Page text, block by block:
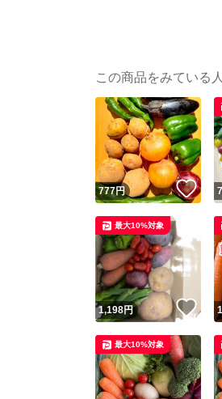
この商品をみている
777円 い
1,198円 い
最大10%対象
最大10%対象